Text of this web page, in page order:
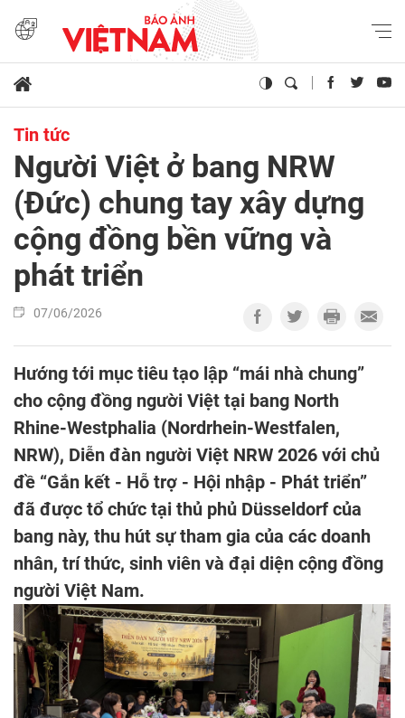
Tin tức
Người Việt ở bang NRW
(Đức) chung tay xây dựng
cộng đồng bền vững và
phát triển
07/06/2026
Hướng tới mục tiêu tạo lập “mái nhà chung”
cho cộng đồng người Việt tại bang North
Rhine-Westphalia (Nordrhein-Westfalen,
NRW), Diễn đàn người Việt NRW 2026 với chủ
đề “Gắn kết - Hỗ trợ - Hội nhập - Phát triển”
đã được tổ chức tại thủ phủ Düsseldorf của
bang này, thu hút sự tham gia của các doanh
nhân, trí thức, sinh viên và đại diện cộng đồng
người Việt Nam.